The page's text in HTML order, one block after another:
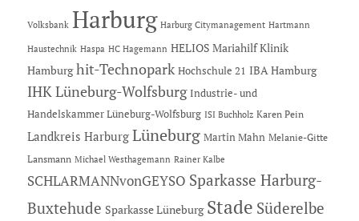
Volksbank Harburg Harburg Citymanagement Hartmann
Haustechnik Haspa HC Hagemann HELIOS Mariahilf Klinik
Hamburg hit-Technopark Hochschule 21 IBA Hamburg
IHK Lüneburg-Wolfsburg Industrie- und
Handelskammer Lüneburg-Wolfsburg ISI Buchholz Karen Pein
Landkreis Harburg Lüneburg Martin Mahn Melanie-Gitte
Lansmann Michael Westhagemann Rainer Kalbe
SCHLARMANNvonGEYSO Sparkasse Harburg-
Buxtehude Sparkasse Lüneburg Stade Süderelbe